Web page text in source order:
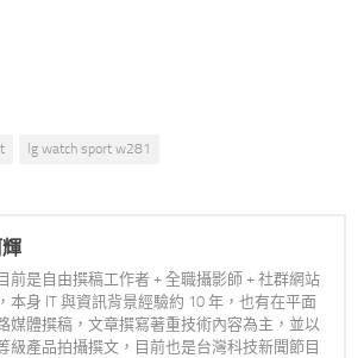
lg watch sport w281
前是自由撰稿工作者 + 全職攝影師 + 社群網站
本身 IT 與資訊背景經驗約 10 年，也有在平面
媒體撰稿，文章撰寫著重技術內容為主，並以
級產品拍攝撰文，目前也是台灣科技新聞節目